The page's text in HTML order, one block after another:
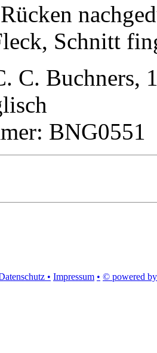
Schnitt
C. Buchners,
BNG0551
• Impressum • © powered